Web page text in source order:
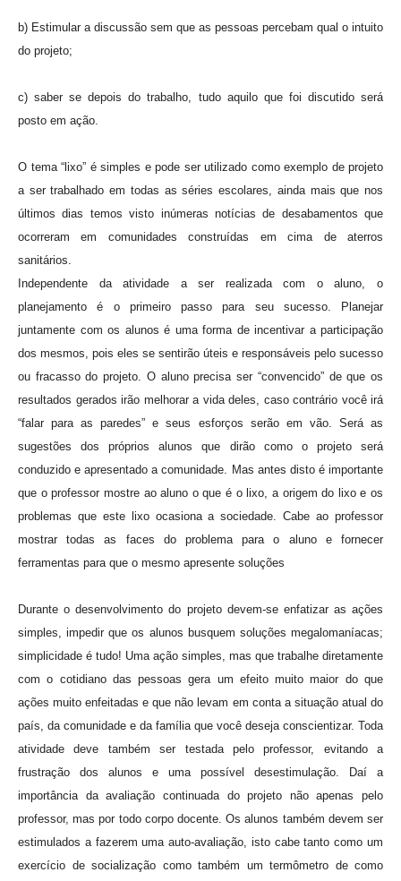
b) Estimular a discussão sem que as pessoas percebam qual o intuito
do projeto;
c) saber se depois do trabalho, tudo aquilo que foi discutido será
posto em ação.
O tema “lixo” é simples e pode ser utilizado como exemplo de projeto
a ser trabalhado em todas as séries escolares, ainda mais que nos
últimos dias temos visto inúmeras notícias de desabamentos que
ocorreram em comunidades construídas em cima de aterros
sanitários.
Independente da atividade a ser realizada com o aluno, o
planejamento é o primeiro passo para seu sucesso. Planejar
juntamente com os alunos é uma forma de incentivar a participação
dos mesmos, pois eles se sentirão úteis e responsáveis pelo sucesso
ou fracasso do projeto. O aluno precisa ser “convencido” de que os
resultados gerados irão melhorar a vida deles, caso contrário você irá
“falar para as paredes” e seus esforços serão em vão. Será as
sugestões dos próprios alunos que dirão como o projeto será
conduzido e apresentado a comunidade. Mas antes disto é importante
que o professor mostre ao aluno o que é o lixo, a origem do lixo e os
problemas que este lixo ocasiona a sociedade. Cabe ao professor
mostrar todas as faces do problema para o aluno e fornecer
ferramentas para que o mesmo apresente soluções
Durante o desenvolvimento do projeto devem-se enfatizar as ações
simples, impedir que os alunos busquem soluções megalomaníacas;
simplicidade é tudo! Uma ação simples, mas que trabalhe diretamente
com o cotidiano das pessoas gera um efeito muito maior do que
ações muito enfeitadas e que não levam em conta a situação atual do
país, da comunidade e da família que você deseja conscientizar. Toda
atividade deve também ser testada pelo professor, evitando a
frustração dos alunos e uma possível desestimulação. Daí a
importância da avaliação continuada do projeto não apenas pelo
professor, mas por todo corpo docente. Os alunos também devem ser
estimulados a fazerem uma auto-avaliação, isto cabe tanto como um
exercício de socialização como também um termômetro de como